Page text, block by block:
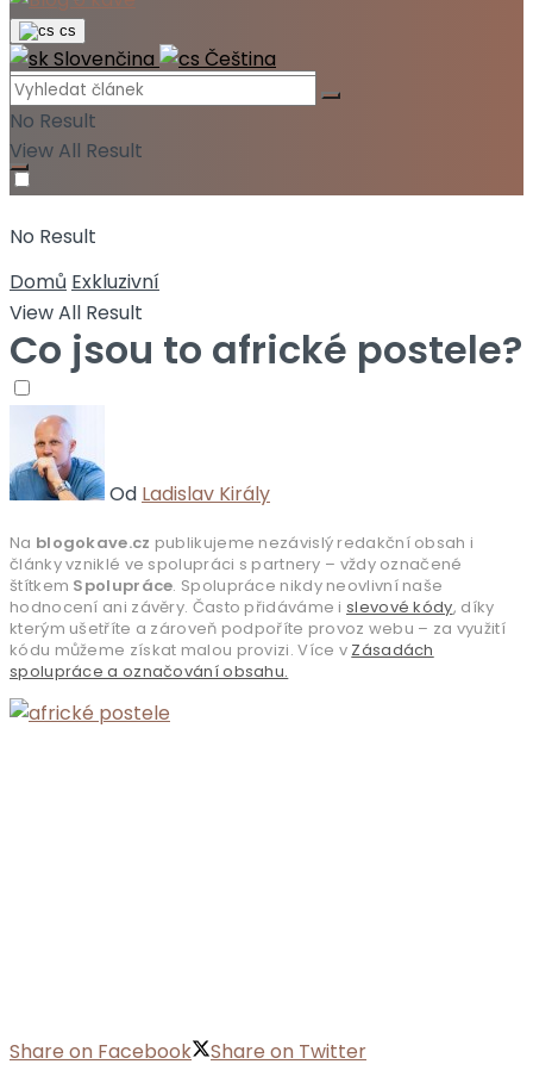
No Result
View All Result
cs
Slovenčina Čeština
No Result
View All Result
Domů Exkluzivní
Co jsou to africké postele?
Od Ladislav Király
Na blogokave.cz publikujeme nezávislý redakční obsah i
články vzniklé ve spolupráci s partnery – vždy označené
štítkem Spolupráce. Spolupráce nikdy neovlivní naše
hodnocení ani závěry. Často přidáváme islevové kódy, díky
kterým ušetříte a zároveň podpoříte provoz webu – za využití
kódu můžeme získat malou provizi. Více v Zásadách
spolupráce a označování obsahu.
Share on Facebook Share on Twitter